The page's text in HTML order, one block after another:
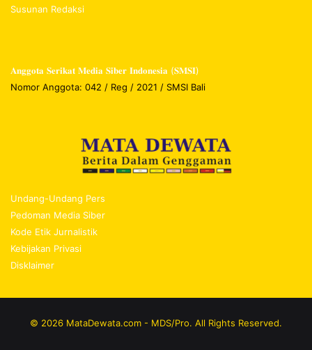
Susunan Redaksi
𝐀𝐧𝐠𝐠𝐨𝐭𝐚 𝐒𝐞𝐫𝐢𝐤𝐚𝐭 𝐌𝐞𝐝𝐢𝐚 𝐒𝐢𝐛𝐞𝐫 𝐈𝐧𝐝𝐨𝐧𝐞𝐬𝐢𝐚 (𝐒𝐌𝐒𝐈)
Nomor Anggota: 042 / Reg / 2021 / SMSI Bali
Undang-Undang Pers
Pedoman Media Siber
Kode Etik Jurnalistik
Kebijakan Privasi
Disklaimer
© 2026 MataDewata.com - MDS/Pro. All Rights Reserved.